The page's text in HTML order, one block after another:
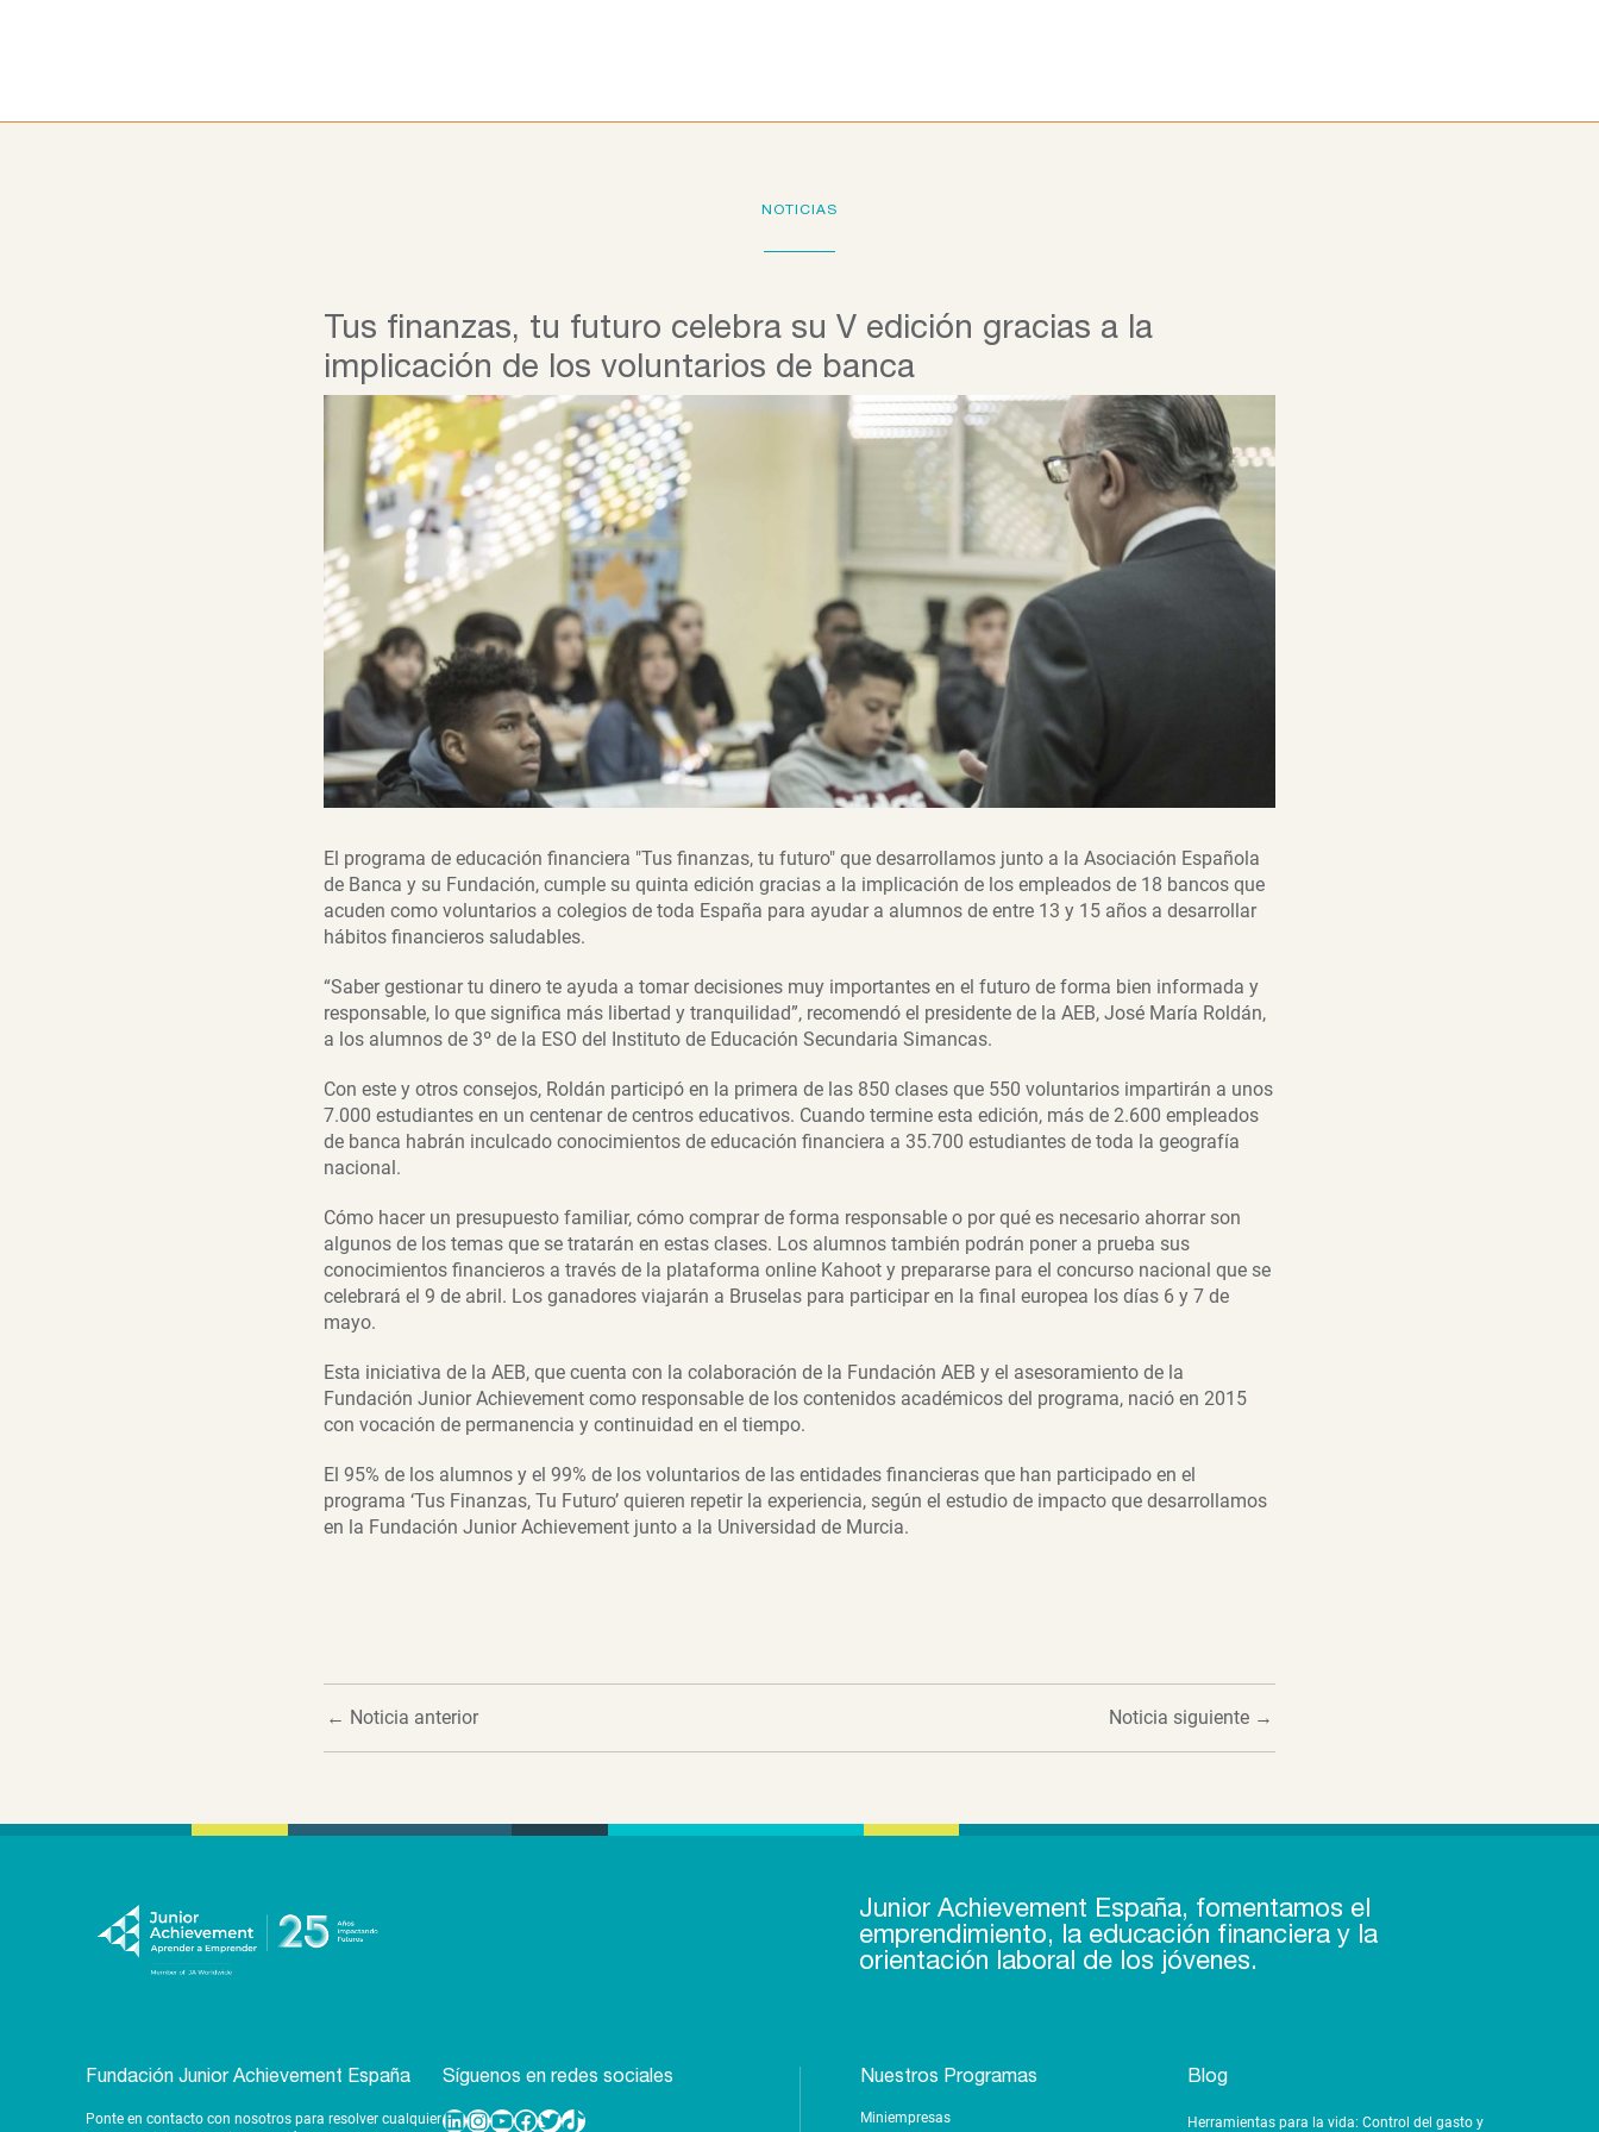
NOTICIAS
Tus finanzas, tu futuro celebra su V edición gracias a la
implicación de los voluntarios de banca
El programa de educación financiera "Tus finanzas, tu futuro" que desarrollamos junto a la Asociación Española
de Banca y su Fundación, cumple su quinta edición gracias a la implicación de los empleados de 18 bancos que
acuden como voluntarios a colegios de toda España para ayudar a alumnos de entre 13 y 15 años a desarrollar
hábitos financieros saludables.
“Saber gestionar tu dinero te ayuda a tomar decisiones muy importantes en el futuro de forma bien informada y
responsable, lo que significa más libertad y tranquilidad”, recomendó el presidente de la AEB, José María Roldán,
a los alumnos de 3º de la ESO del Instituto de Educación Secundaria Simancas.
Con este y otros consejos, Roldán participó en la primera de las 850 clases que 550 voluntarios impartirán a unos
7.000 estudiantes en un centenar de centros educativos. Cuando termine esta edición, más de 2.600 empleados
de banca habrán inculcado conocimientos de educación financiera a 35.700 estudiantes de toda la geografía
nacional.
Cómo hacer un presupuesto familiar, cómo comprar de forma responsable o por qué es necesario ahorrar son
algunos de los temas que se tratarán en estas clases. Los alumnos también podrán poner a prueba sus
conocimientos financieros a través de la plataforma online Kahoot y prepararse para el concurso nacional que se
celebrará el 9 de abril. Los ganadores viajarán a Bruselas para participar en la final europea los días 6 y 7 de
mayo.
Esta iniciativa de la AEB, que cuenta con la colaboración de la Fundación AEB y el asesoramiento de la
Fundación Junior Achievement como responsable de los contenidos académicos del programa, nació en 2015
con vocación de permanencia y continuidad en el tiempo.
El 95% de los alumnos y el 99% de los voluntarios de las entidades financieras que han participado en el
programa ‘Tus Finanzas, Tu Futuro’ quieren repetir la experiencia, según el estudio de impacto que desarrollamos
en la Fundación Junior Achievement junto a la Universidad de Murcia.
← Noticia anterior Noticia siguiente →
Junior Achievement España, fomentamos el
emprendimiento, la educación financiera y la
orientación laboral de los jóvenes.
Fundación Junior Achievement España
Ponte en contacto con nosotros para resolver cualquier
Síguenos en redes sociales
Linkedin Instagram YouTube Facebook Twitter TikTok
Nuestros Programas
Miniempresas
Blog
Herramientas para la vida: Control del gasto y